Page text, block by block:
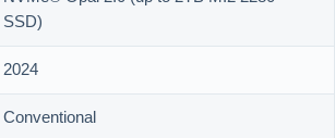
SSD)
2024
Conventional